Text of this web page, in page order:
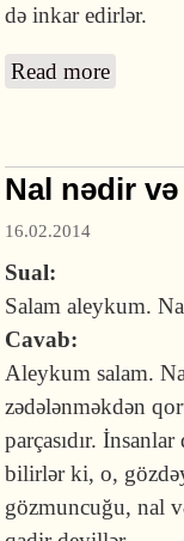
də inkar edirlər.
Read more
Nal nədir
16.02.2014
Sual:
Salam aleykum.
Cavab:
Aleykum salam.
zədələnməkdən
parçasıdır.
bilirlər ki, o,
gözmuncuğu, nal